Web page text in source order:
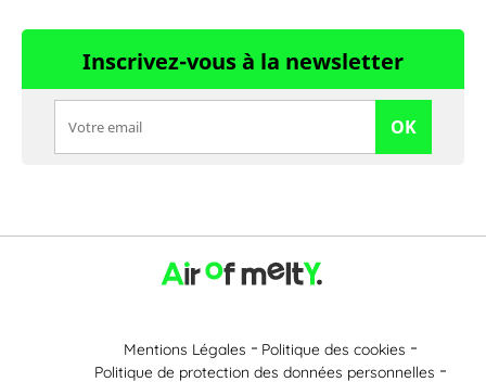
Inscrivez-vous à la newsletter
OK
Mentions Légales
Politique des cookies
Politique de protection des données personnelles